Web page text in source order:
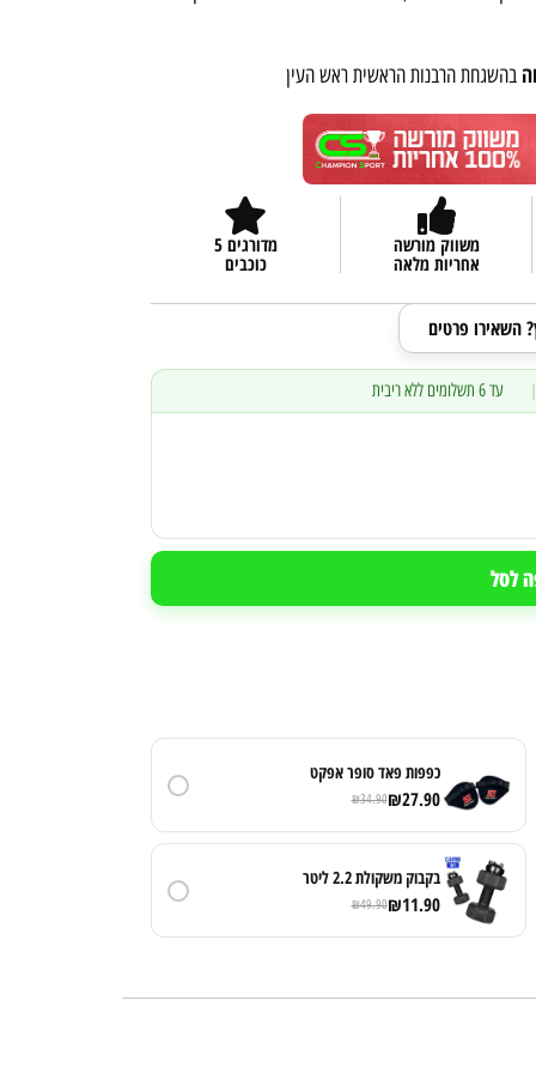
בהשגחת הרבנות הראשית ראש העין
משווק מורשה
אחריות מלאה
מדורגים 5
כוכבים
השאירו פרטים
עד 6 תשלומים ללא ריבית
לסל
כפפות פאד סופר אפקט
₪27.90
₪34.90
בקבוק משקולת 2.2 ליטר
₪11.90
₪49.90